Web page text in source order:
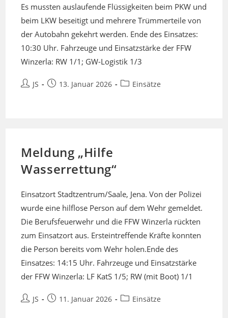
Es mussten auslaufende Flüssigkeiten beim PKW und
beim LKW beseitigt und mehrere Trümmerteile von
der Autobahn gekehrt werden. Ende des Einsatzes:
10:30 Uhr. Fahrzeuge und Einsatzstärke der FFW
Winzerla: RW 1/1; GW-Logistik 1/3
Beitrags-
JS
Beitrag13. Januar 2026
Beitrags-
Einsätze
Meldung „Hilfe
Wasserrettung“
Einsatzort Stadtzentrum/Saale, Jena. Von der Polizei
wurde eine hilflose Person auf dem Wehr gemeldet.
Die Berufsfeuerwehr und die FFW Winzerla rückten
zum Einsatzort aus. Ersteintreffende Kräfte konnten
die Person bereits vom Wehr holen.Ende des
Einsatzes: 14:15 Uhr. Fahrzeuge und Einsatzstärke
der FFW Winzerla: LF KatS 1/5; RW (mit Boot) 1/1
Beitrags-
JS
Beitrag11. Januar 2026
Beitrags-
Einsätze